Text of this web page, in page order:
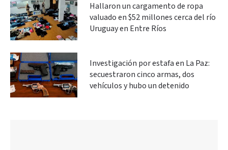
Hallaron un cargamento de ropa
valuado en $52 millones cerca del río
Uruguay en Entre Ríos
Investigación por estafa en La Paz:
secuestraron cinco armas, dos
vehículos y hubo un detenido